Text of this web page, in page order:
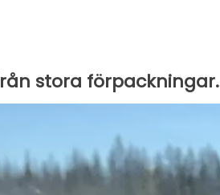
stora förpackningar.